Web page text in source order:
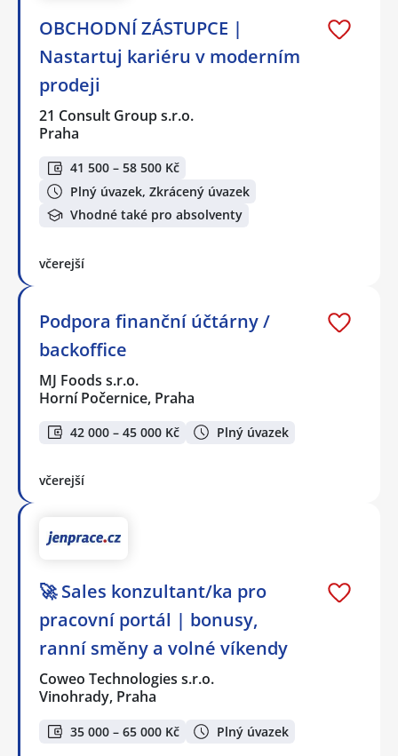
OBCHODNÍ ZÁSTUPCE |
Nastartuj kariéru v moderním
prodeji
21 Consult Group s.r.o.
Praha
41 500 – 58 500 Kč
Plný úvazek, Zkrácený úvazek
Vhodné také pro absolventy
včerejší
Podpora finanční účtárny /
backoffice
MJ Foods s.r.o.
Horní Počernice, Praha
42 000 – 45 000 Kč Plný úvazek
včerejší
🚀 Sales konzultant/ka pro
pracovní portál | bonusy,
ranní směny a volné víkendy
Coweo Technologies s.r.o.
Vinohrady, Praha
35 000 – 65 000 Kč Plný úvazek